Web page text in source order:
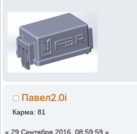
Павел2.0i
Карма: 81
« 29 Сентября 2016, 08:59:59 »